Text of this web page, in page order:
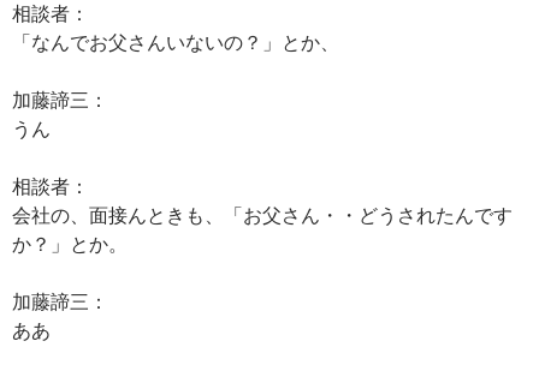
相談者：
「なんでお父さんいないの？」とか、
加藤諦三：
うん
相談者：
会社の、面接んときも、「お父さん・・どうされたんです
か？」とか。
加藤諦三：
ああ